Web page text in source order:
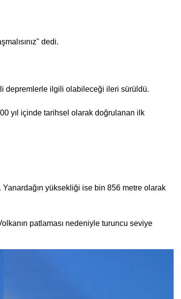
dedi.
depremlerle ilgili olabileceği ileri sürüldü.
yıl içinde tarihsel olarak doğrulanan ilk
yüksekliği ise bin 856 metre olarak
patlaması nedeniyle turuncu seviye